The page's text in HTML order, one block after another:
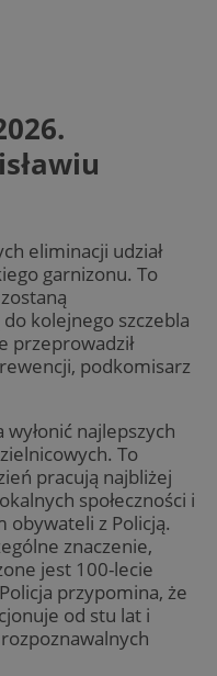
eliminacji udział
garnizonu. To
kolejnego szczebla
przeprowadził
podkomisarz
najlepszych
To
pracują najbliżej
społeczności i
obywateli z Policją.
znaczenie,
jest 100-lecie
przypomina, że
od stu lat i